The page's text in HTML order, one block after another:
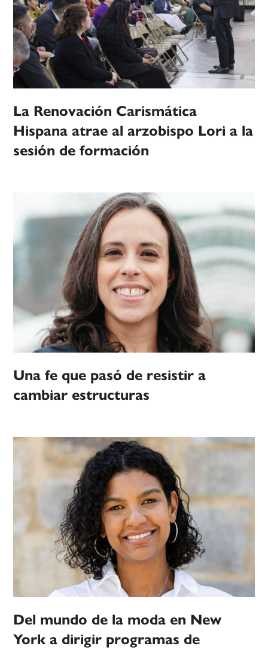
La Renovación Carismática
Hispana atrae al arzobispo Lori a la
sesión de formación
Una fe que pasó de resistir a
cambiar estructuras
Del mundo de la moda en New
York a dirigir programas de